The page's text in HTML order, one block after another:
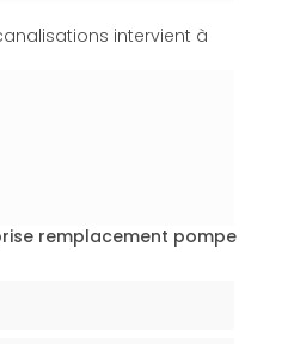
intervient à
remplacement pompe